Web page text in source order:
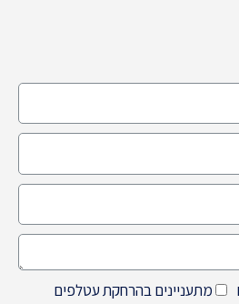
מתעניינים בהרחקת עטלפים